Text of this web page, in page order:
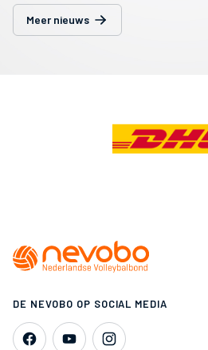
Meer nieuws
DE NEVOBO OP SOCIAL MEDIA